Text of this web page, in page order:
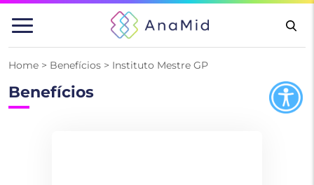
Saltar
Home > Benefícios > Instituto Mestre GP
Benefícios